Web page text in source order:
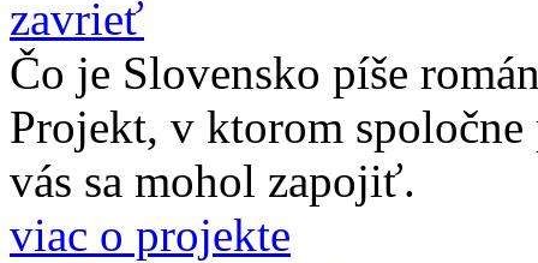
zavrieť
Čo je Slovensko píše
Projekt, v ktorom
vás sa mohol zapojiť.
viac o projekte